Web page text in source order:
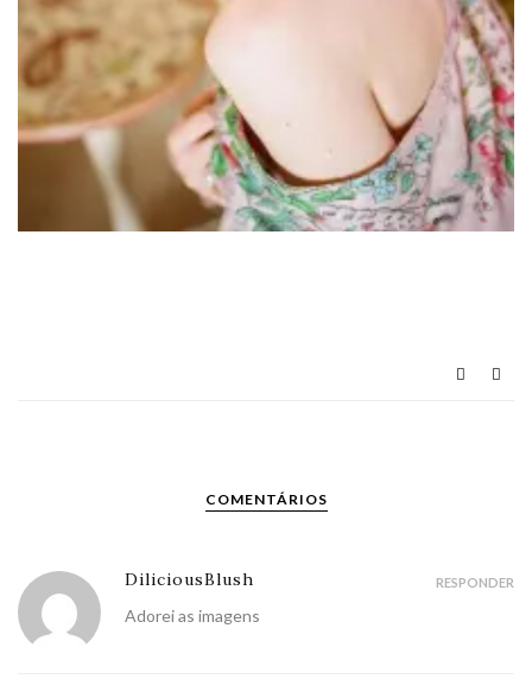
COMENTÁRIOS
DiliciousBlush
Adorei as imagens
RESPONDER